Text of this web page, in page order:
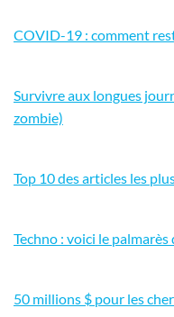
COVID-19 : comment
Survivre aux longues
zombie)
Top 10 des articles les
Techno : voici le
50 millions $ pour les